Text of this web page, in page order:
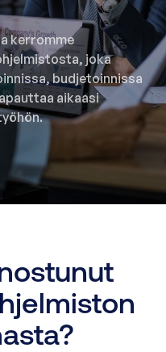
kerromme
joka
budjetoinnissa
aikaasi